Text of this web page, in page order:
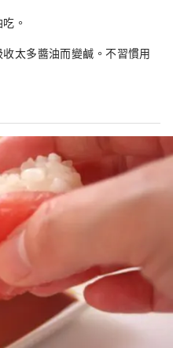
。
太多醬油而變鹹。不習慣用